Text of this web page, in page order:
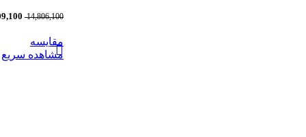
14,806,100
مقایسه
مشاهده سریع